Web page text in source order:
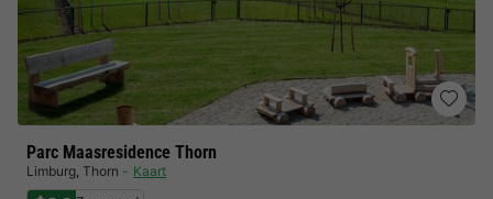
Parc Maasresidence Thorn
Limburg, Thorn Kaart